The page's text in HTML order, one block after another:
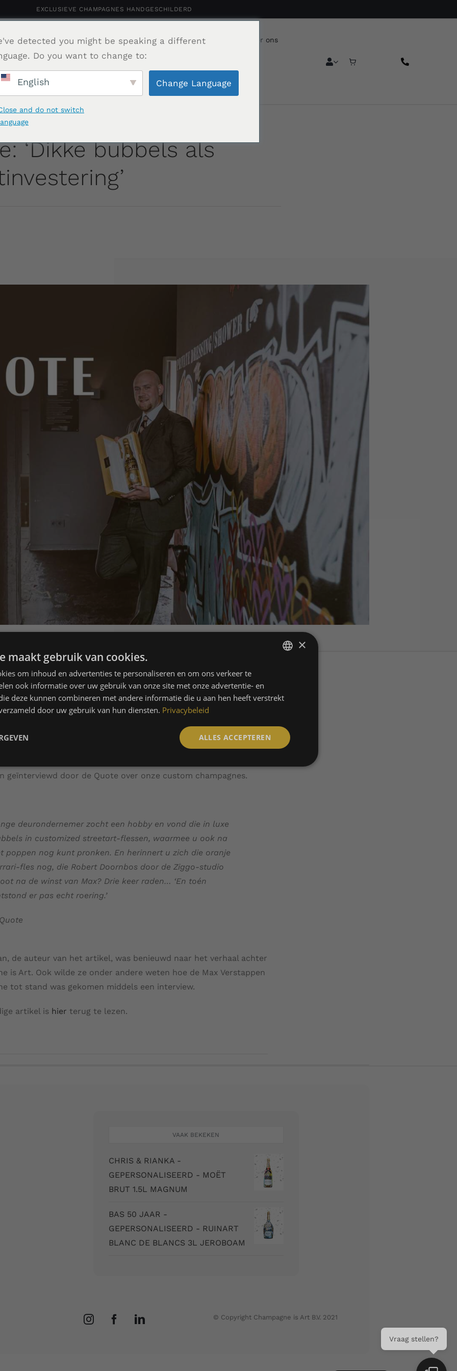
EXCLUSIEVE CHAMPAGNES HANDGESCHILDERD
Champagne Shop Portfolio Relatiegeschenk Over ons
Contact
2021
‘Dikke bubbels als
over over onze
op Quote
geïnterviewd door de Quote over onze custom champagnes.
deurondernemer zocht een hobby en vond die in luxe
in customized streetart-flessen, waarmee u ook na
poppen nog kunt pronken. En herinnert u zich die oranje
fles nog, die Robert Doornbos door de Ziggo-studio
na de winst van Max? Drie keer raden… ‘En toén
er pas echt roering.’
de auteur van het artikel, was benieuwd naar het verhaal achter
is Art. Ook wilde ze onder andere weten hoe de Max Verstappen
tot stand was gekomen middels een interview.
artikel is hier terug te lezen.
VAAK BEKEKEN
CHRIS & RIANKA -
GEPERSONALISEERD - MOËT
BRUT 1.5L MAGNUM
BAS 50 JAAR -
GEPERSONALISEERD - RUINART
BLANC DE BLANCS 3L JEROBOAM
© Copyright Champagne is Art B.V. 2021
Vraag stellen?
detected you might be speaking a different
Do you want to change to:
English Change Language
and do not switch
×
maakt gebruik van cookies.
om inhoud en advertenties te personaliseren en om ons verkeer te
ook informatie over uw gebruik van onze site met onze advertentie- en
deze kunnen combineren met andere informatie die u aan hen heeft verstrekt
door uw gebruik van hun diensten. Privacybeleid
ALLES ACCEPTEREN